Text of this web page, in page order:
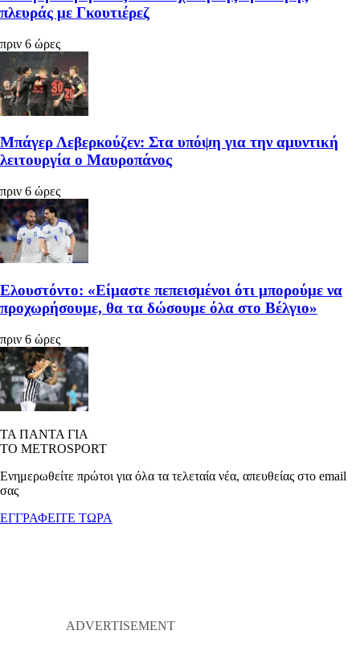
πλευράς με Γκουτιέρεζ
πριν 6 ώρες
Μπάγερ Λεβερκούζεν: Στα υπόψη για την αμυντική
λειτουργία ο Μαυροπάνος
πριν 6 ώρες
Ελουστόντο: «Είμαστε πεπεισμένοι ότι μπορούμε να
προχωρήσουμε, θα τα δώσουμε όλα στο Βέλγιο»
πριν 6 ώρες
ΤΑ ΠΑΝΤΑ ΓΙΑ
ΤΟ METROSPORT
Ενημερωθείτε πρώτοι για όλα τα τελεταία νέα, απευθείας στο email
σας
ΕΓΓΡΑΦΕΙΤΕ ΤΩΡΑ